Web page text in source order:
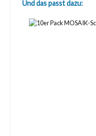
Produktgalerie überspringen
Und das passt dazu: